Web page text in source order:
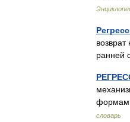
ранней
формам
словарь